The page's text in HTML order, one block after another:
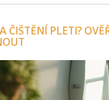
ČIŠTĚNÍ PLETI?